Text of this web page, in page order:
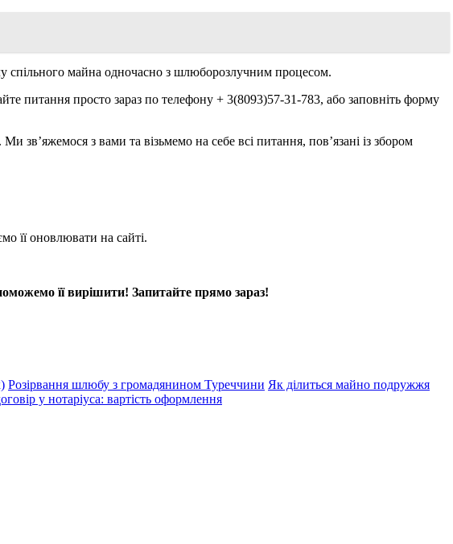
спільного майна одночасно з шлюборозлучним процесом.
питання просто зараз по телефону + 3(8093)57-31-783, або заповніть форму
зв’яжемося з вами та візьмемо на себе всі питання, пов’язані із збором
її оновлювати на сайті.
її вирішити! Запитайте прямо зараз!
Розірвання шлюбу з громадянином Туреччини Як ділиться майно подружжя
у нотаріуса: вартість оформлення